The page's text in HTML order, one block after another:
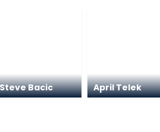
Steve Bacic April Telek